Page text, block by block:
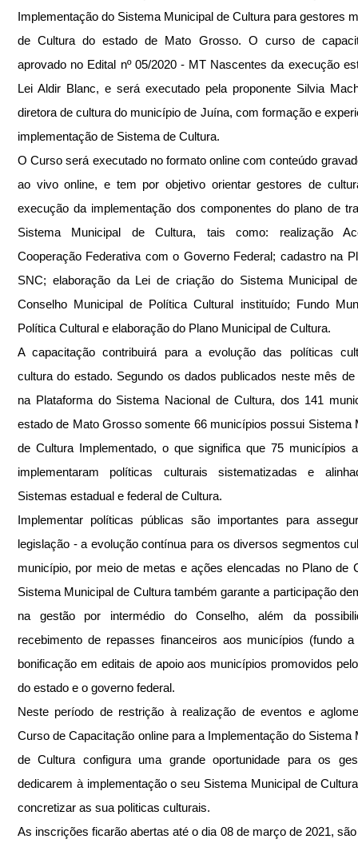
Implementação do Sistema Municipal de Cultura para gestores
de Cultura do estado de Mato Grosso. O curso de
aprovado no Edital nº 05/2020 - MT Nascentes da execução
Lei Aldir Blanc, e será executado pela proponente Silvia
diretora de cultura do município de Juína, com formação e
implementação de Sistema de Cultura.
O Curso será executado no formato online com conteúdo
ao vivo online, e tem por objetivo orientar gestores de
execução da implementação dos componentes do plano de
Sistema Municipal de Cultura, tais como: realização
Cooperação Federativa com o Governo Federal; cadastro na
SNC; elaboração da Lei de criação do Sistema Municipal
Conselho Municipal de Política Cultural instituído; Fundo
Política Cultural e elaboração do Plano Municipal de Cultura.
A capacitação contribuirá para a evolução das políticas
cultura do estado. Segundo os dados publicados neste mês de
na Plataforma do Sistema Nacional de Cultura, dos 141
estado de Mato Grosso somente 66 municípios possui Sistema
de Cultura Implementado, o que significa que 75 municípios
implementaram políticas culturais sistematizadas e
Sistemas estadual e federal de Cultura.
Implementar políticas públicas são importantes para
legislação - a evolução contínua para os diversos segmentos
município, por meio de metas e ações elencadas no Plano de
Sistema Municipal de Cultura também garante a participação
na gestão por intermédio do Conselho, além da
recebimento de repasses financeiros aos municípios (fundo
bonificação em editais de apoio aos municípios promovidos
do estado e o governo federal.
Neste período de restrição à realização de eventos e
Curso de Capacitação online para a Implementação do Sistema
de Cultura configura uma grande oportunidade para os
dedicarem à implementação o seu Sistema Municipal de
concretizar as sua politicas culturais.
As inscrições ficarão abertas até o dia 08 de março de 2021,